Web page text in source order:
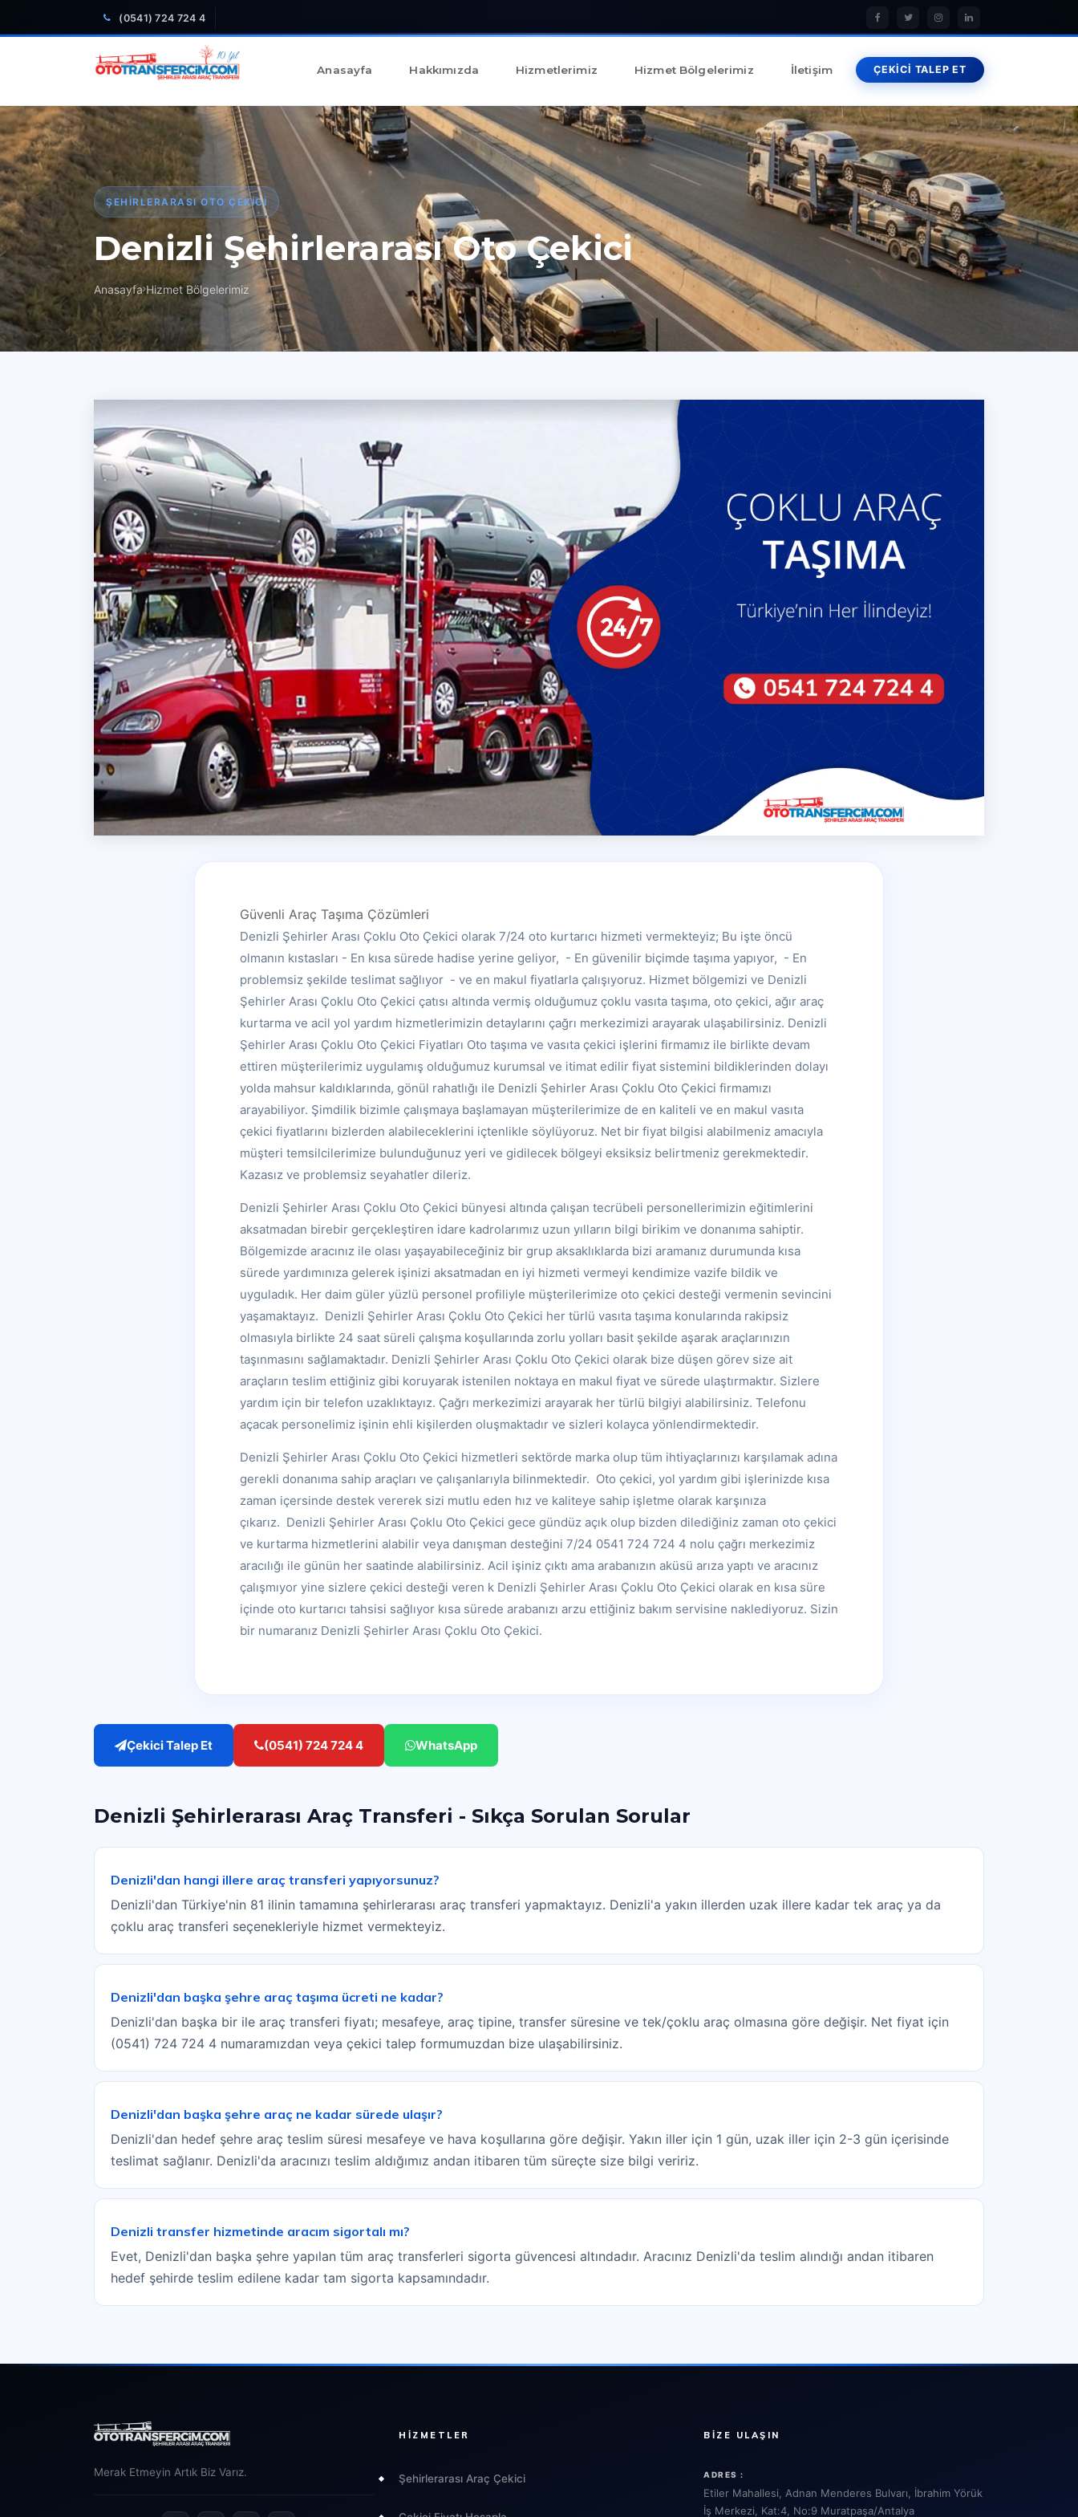
(0541) 724 724 4
Anasayfa Hakkımızda Hizmetlerimiz Hizmet Bölgelerimiz İletişim ÇEKİCİ TALEP ET
ŞEHIRLERARASI OTO ÇEKICI
Denizli Şehirlerarası Oto Çekici
Anasayfa Hizmet Bölgelerimiz
Güvenli Araç Taşıma Çözümleri
Denizli Şehirler Arası Çoklu Oto Çekici olarak 7/24 oto kurtarıcı hizmeti vermekteyiz; Bu işte öncü
olmanın kıstasları - En kısa sürede hadise yerine geliyor, - En güvenilir biçimde taşıma yapıyor, - En
problemsiz şekilde teslimat sağlıyor - ve en makul fiyatlarla çalışıyoruz. Hizmet bölgemizi ve Denizli
Şehirler Arası Çoklu Oto Çekici çatısı altında vermiş olduğumuz çoklu vasıta taşıma, oto çekici, ağır araç
kurtarma ve acil yol yardım hizmetlerimizin detaylarını çağrı merkezimizi arayarak ulaşabilirsiniz. Denizli
Şehirler Arası Çoklu Oto Çekici Fiyatları Oto taşıma ve vasıta çekici işlerini firmamız ile birlikte devam
ettiren müşterilerimiz uygulamış olduğumuz kurumsal ve itimat edilir fiyat sistemini bildiklerinden dolayı
yolda mahsur kaldıklarında, gönül rahatlığı ile Denizli Şehirler Arası Çoklu Oto Çekici firmamızı
arayabiliyor. Şimdilik bizimle çalışmaya başlamayan müşterilerimize de en kaliteli ve en makul vasıta
çekici fiyatlarını bizlerden alabileceklerini içtenlikle söylüyoruz. Net bir fiyat bilgisi alabilmeniz amacıyla
müşteri temsilcilerimize bulunduğunuz yeri ve gidilecek bölgeyi eksiksiz belirtmeniz gerekmektedir.
Kazasız ve problemsiz seyahatler dileriz.
Denizli Şehirler Arası Çoklu Oto Çekici bünyesi altında çalışan tecrübeli personellerimizin eğitimlerini
aksatmadan birebir gerçekleştiren idare kadrolarımız uzun yılların bilgi birikim ve donanıma sahiptir.
Bölgemizde aracınız ile olası yaşayabileceğiniz bir grup aksaklıklarda bizi aramanız durumunda kısa
sürede yardımınıza gelerek işinizi aksatmadan en iyi hizmeti vermeyi kendimize vazife bildik ve
uyguladık. Her daim güler yüzlü personel profiliyle müşterilerimize oto çekici desteği vermenin sevincini
yaşamaktayız. Denizli Şehirler Arası Çoklu Oto Çekici her türlü vasıta taşıma konularında rakipsiz
olmasıyla birlikte 24 saat süreli çalışma koşullarında zorlu yolları basit şekilde aşarak araçlarınızın
taşınmasını sağlamaktadır. Denizli Şehirler Arası Çoklu Oto Çekici olarak bize düşen görev size ait
araçların teslim ettiğiniz gibi koruyarak istenilen noktaya en makul fiyat ve sürede ulaştırmaktır. Sizlere
yardım için bir telefon uzaklıktayız. Çağrı merkezimizi arayarak her türlü bilgiyi alabilirsiniz. Telefonu
açacak personelimiz işinin ehli kişilerden oluşmaktadır ve sizleri kolayca yönlendirmektedir.
Denizli Şehirler Arası Çoklu Oto Çekici hizmetleri sektörde marka olup tüm ihtiyaçlarınızı karşılamak adına
gerekli donanıma sahip araçları ve çalışanlarıyla bilinmektedir. Oto çekici, yol yardım gibi işlerinizde kısa
zaman içersinde destek vererek sizi mutlu eden hız ve kaliteye sahip işletme olarak karşınıza
çıkarız. Denizli Şehirler Arası Çoklu Oto Çekici gece gündüz açık olup bizden dilediğiniz zaman oto çekici
ve kurtarma hizmetlerini alabilir veya danışman desteğini 7/24 0541 724 724 4 nolu çağrı merkezimiz
aracılığı ile günün her saatinde alabilirsiniz. Acil işiniz çıktı ama arabanızın aküsü arıza yaptı ve aracınız
çalışmıyor yine sizlere çekici desteği veren k Denizli Şehirler Arası Çoklu Oto Çekici olarak en kısa süre
içinde oto kurtarıcı tahsisi sağlıyor kısa sürede arabanızı arzu ettiğiniz bakım servisine naklediyoruz. Sizin
bir numaranız Denizli Şehirler Arası Çoklu Oto Çekici.
Çekici Talep Et (0541) 724 724 4 WhatsApp
Denizli Şehirlerarası Araç Transferi - Sıkça Sorulan Sorular
Denizli'dan hangi illere araç transferi yapıyorsunuz?
Denizli'dan Türkiye'nin 81 ilinin tamamına şehirlerarası araç transferi yapmaktayız. Denizli'a yakın illerden uzak illere kadar tek araç ya da
çoklu araç transferi seçenekleriyle hizmet vermekteyiz.
Denizli'dan başka şehre araç taşıma ücreti ne kadar?
Denizli'dan başka bir ile araç transferi fiyatı; mesafeye, araç tipine, transfer süresine ve tek/çoklu araç olmasına göre değişir. Net fiyat için
(0541) 724 724 4 numaramızdan veya çekici talep formumuzdan bize ulaşabilirsiniz.
Denizli'dan başka şehre araç ne kadar sürede ulaşır?
Denizli'dan hedef şehre araç teslim süresi mesafeye ve hava koşullarına göre değişir. Yakın iller için 1 gün, uzak iller için 2-3 gün içerisinde
teslimat sağlanır. Denizli'da aracınızı teslim aldığımız andan itibaren tüm süreçte size bilgi veririz.
Denizli transfer hizmetinde aracım sigortalı mı?
Evet, Denizli'dan başka şehre yapılan tüm araç transferleri sigorta güvencesi altındadır. Aracınız Denizli'da teslim alındığı andan itibaren
hedef şehirde teslim edilene kadar tam sigorta kapsamındadır.
Merak Etmeyin Artık Biz Varız.
HIZMETLER
Şehirlerarası Araç Çekici
BIZE ULAŞIN
ADRES :
Etiler Mahallesi, Adnan Menderes Bulvarı, İbrahim Yörük
İş Merkezi, Kat:4, No:9 Muratpaşa/Antalya